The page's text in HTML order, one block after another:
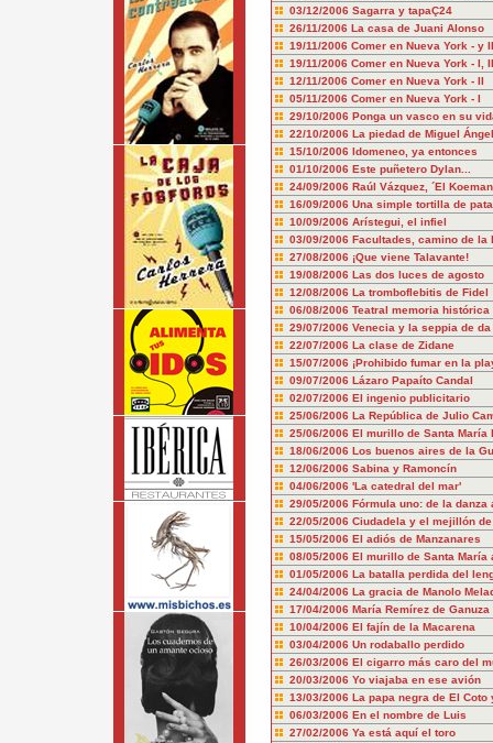
03/12/2006 Sagarra y tapaÇ24
26/11/2006 La casa de Juani Alonso
19/11/2006 Comer en Nueva York - y
19/11/2006 Comer en Nueva York - I,
12/11/2006 Comer en Nueva York - II
05/11/2006 Comer en Nueva York - I
29/10/2006 Ponga un vasco en su
22/10/2006 La piedad de Miguel Ángel
15/10/2006 Idomeneo, ya entonces
01/10/2006 Este puñetero Dylan...
24/09/2006 Raúl Vázquez, ´El
16/09/2006 Una simple tortilla de
10/09/2006 Arístegui, el infiel
03/09/2006 Facultades, camino de la
27/08/2006 ¡Que viene Talavante!
19/08/2006 Las dos luces de agosto
12/08/2006 La tromboflebitis de Fidel
06/08/2006 Teatral memoria histórica
29/07/2006 Venecia y la seppia de da
22/07/2006 La clase de Zidane
15/07/2006 ¡Prohibido fumar en la
09/07/2006 Lázaro Papaíto Candal
02/07/2006 El ingenio publicitario
25/06/2006 La República de Julio
25/06/2006 El murillo de Santa María
18/06/2006 Los buenos aires de la
12/06/2006 Sabina y Ramoncín
04/06/2006 'La catedral del mar'
29/05/2006 Fórmula uno: de la danza
22/05/2006 Ciudadela y el mejillón
15/05/2006 El adiós de Manzanares
08/05/2006 El murillo de Santa María
01/05/2006 La batalla perdida del
24/04/2006 La gracia de Manolo
17/04/2006 María Remírez de Ganuza
10/04/2006 El fajín de la Macarena
03/04/2006 Un rodaballo perdido
26/03/2006 El cigarro más caro del
20/03/2006 Yo viajaba en ese avión
13/03/2006 La papa negra de El Coto
06/03/2006 En el nombre de Luis
27/02/2006 Ya está aquí el toro